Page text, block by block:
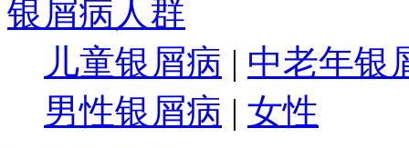
银屑病人群
儿童银屑病 | 中老年银
男性银屑病 | 女性